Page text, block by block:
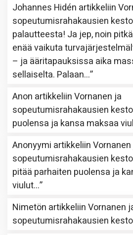
Johannes Hidén artikkeliin
sopeutumisrahakausien kesto
palautteesta! Ja jep, noin
enää vaikuta
– ja ääritapauksissa aika
sellaiselta. Palaan…”
Anon artikkeliinVornanen ja
sopeutumisrahakausien kesto
puolensa ja kansa maksaa
Anonyymi artikkeliin
sopeutumisrahakausien kesto
pitää parhaiten puolensa ja
viulut…”
Nimetön artikkeliinVornanen
sopeutumisrahakausien kesto